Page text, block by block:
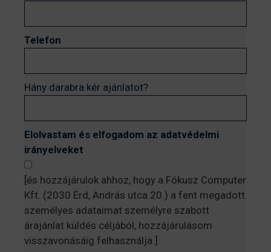
Telefon
Hány darabra kér ajánlatot?
Elolvastam és elfogadom az adatvédelmi
irányelveket
[és hozzájárulok ahhoz, hogy a Fókusz Computer
Kft. (2030 Érd, András utca 20.) a fent megadott
személyes adataimat személyre szabott
árajánlat küldés céljából, hozzájárulásom
visszavonásáig felhasználja.]